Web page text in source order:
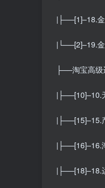
|├──[1]–18.
|└──[2]–19.
├──淘宝高级
|├──[10]–10.
|├──[15]–15.
|├──[16]–16.
|├──[18]–18.